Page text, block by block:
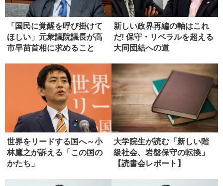
「国民に覚醒を呼び掛けて
ほしい」元衆議院議長が高
市早苗首相に求めること
新しい政界再編の軸はこれ
だ! 保守・リベラルを超える
大同団結への道
世界をリードする国へ～小
林鷹之が訴える「この国の
かたち」
大学院生が読む「新しい階
級社会、岩盤保守の転換」
【読書会レポート】